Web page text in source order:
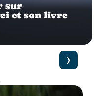
sur
et son livre